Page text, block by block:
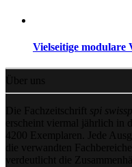
Vielseitige modulare
Über uns
Die Fachzeitschrift
spi
erscheint viermal jährlich in
4200 Exemplaren. Jede
die verwandten
verdeutlicht die